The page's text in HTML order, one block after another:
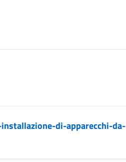
di-apparecchi-da-